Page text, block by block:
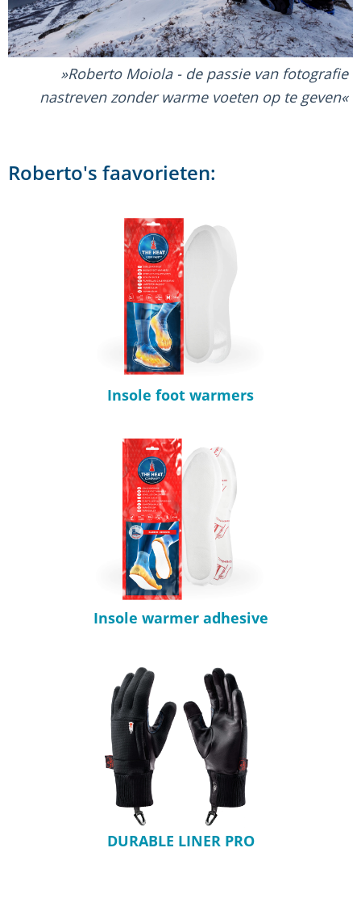
Roberto Moiola - de passie van fotografie
nastreven zonder warme voeten op te geven
Roberto's faavorieten:
Insole foot warmers
Insole warmer adhesive
DURABLE LINER PRO